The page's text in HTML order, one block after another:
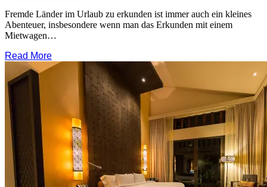
Fremde Länder im Urlaub zu erkunden ist immer auch ein kleines
Abenteuer, insbesondere wenn man das Erkunden mit einem
Mietwagen…
Read More